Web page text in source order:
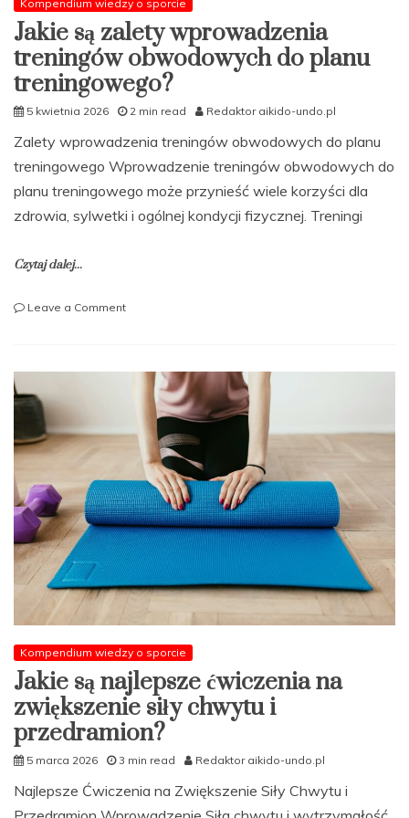
Kompendium wiedzy o sporcie
Jakie są zalety wprowadzenia
treningów obwodowych do planu
treningowego?
5 kwietnia 2026 2 min read Redaktor aikido-undo.pl
Zalety wprowadzenia treningów obwodowych do planu
treningowego Wprowadzenie treningów obwodowych do
planu treningowego może przynieść wiele korzyści dla
zdrowia, sylwetki i ogólnej kondycji fizycznej. Treningi
Czytaj dalej...
Leave a Commenton
wprowadzenia
treningów
obwodowych
do
planu
treningowego?
Kompendium wiedzy o sporcie
Jakie są najlepsze ćwiczenia na
zwiększenie siły chwytu i
przedramion?
5 marca 2026 3 min read Redaktor aikido-undo.pl
Najlepsze Ćwiczenia na Zwiększenie Siły Chwytu i